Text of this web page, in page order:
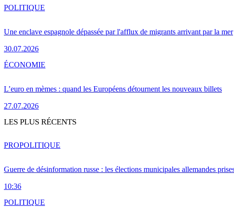
Une enclave espagnole dépassée par l'afflux de migrants arrivant par la mer
30.07.2026
POLITIQUE
L’euro en mèmes : quand les Européens détournent les nouveaux billets
27.07.2026
ÉCONOMIE
LES PLUS RÉCENTS
Guerre de désinformation russe : les élections municipales allemandes
10:36
PROPOLITIQUE
POLITIQUE